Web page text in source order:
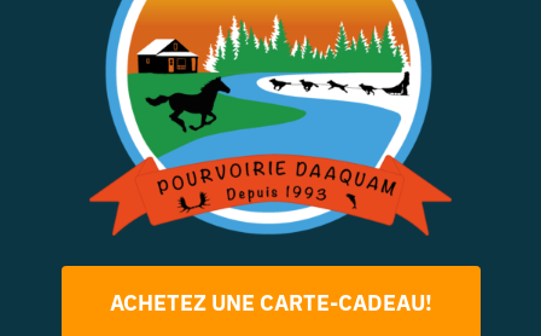
ACHETEZ UNE CARTE-CADEAU!